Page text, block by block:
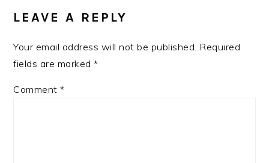
INTERACTIONS
LEAVE A REPLY
Your email address will not be published. Required
fields are marked*
Comment*